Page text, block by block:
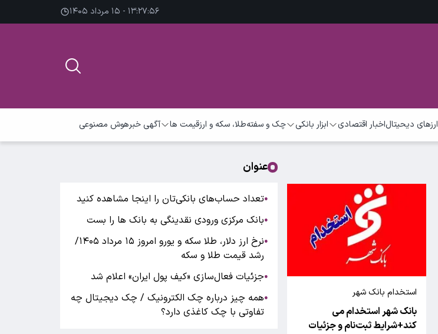
۱۳:۲۷:۵۷ - ۱۵ مرداد ۱۴۰۵
ارزهای دیحیتالاخبار اقتصادی ابزار بانکی چک و سفتهطلا، سکه و ارزقیمت ها آگهی خبرهوش مصنوعی
استخدام بانک شهر
بانک شهر استخدام می
کند+شرایط ثبت‌نام و جزئیات
عنوان
●تعداد حساب‌های بانکی‌تان را اینجا مشاهده کنید
●بانک مرکزی ورودی نقدینگی به بانک ها را بست
●
نرخ ارز دلار، طلا سکه و یورو امروز ۱۵ مرداد ۱۴۰۵/
رشد قیمت طلا و سکه
●جزئیات فعال‌سازی «کیف پول ایران» اعلام شد
●همه چیز درباره چک الکترونیک / چک دیجیتال چه
تفاوتی با چک کاغذی دارد؟